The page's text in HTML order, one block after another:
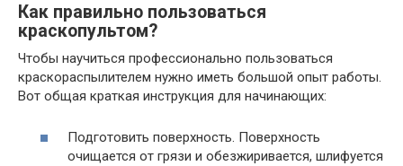
Как правильно пользоваться
краскопультом?
Чтобы научиться профессионально пользоваться
краскораспылителем нужно иметь большой опыт работы.
Вот общая краткая инструкция для начинающих:
Подготовить поверхность. Поверхность
очищается от грязи и обезжиривается, шлифуется